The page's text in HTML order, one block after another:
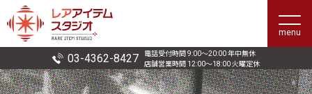
menu
03-4362-8427
電話受付時間 9:00〜20:00 年中無休
店舗営業時間 12:00〜18:00 火曜定休